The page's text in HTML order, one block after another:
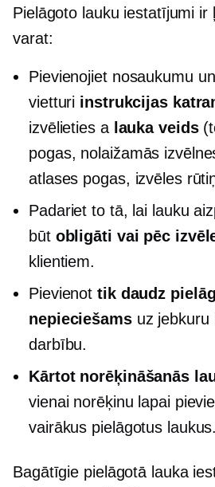
Pielāgoto lauku iestatījumi ir
varat:
Pievienojiet nosaukumu un
vietturi instrukcijas
izvēlieties a lauka veids
pogas, nolaižamās
atlases pogas, izvēles
Padariet to tā, lai lauku
būt obligāti vai pēc
klientiem.
Pievienot tik daudz
nepieciešamsuz jebkuru
darbību.
Kārtot norēķināšanās
vienai norēķinu lapai
vairākus pielāgotus laukus.
Bagātīgie pielāgotā lauka